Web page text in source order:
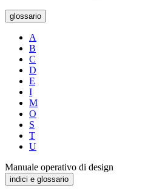
glossario
A
B
C
D
E
I
M
O
S
T
U
Manuale operativo di design
indici e glossario